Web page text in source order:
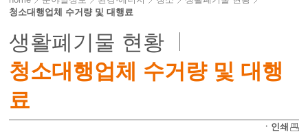
청소대행업체 수거량 및 대행료
생활폐기물 현황
청소대행업체 수거량 및 대행
료
ㆍ인쇄